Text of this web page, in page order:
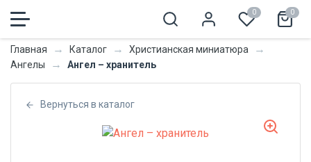
0 0
Главная → Каталог → Христианская миниатюра →
Ангелы → Ангел – хранитель
Вернуться в каталог